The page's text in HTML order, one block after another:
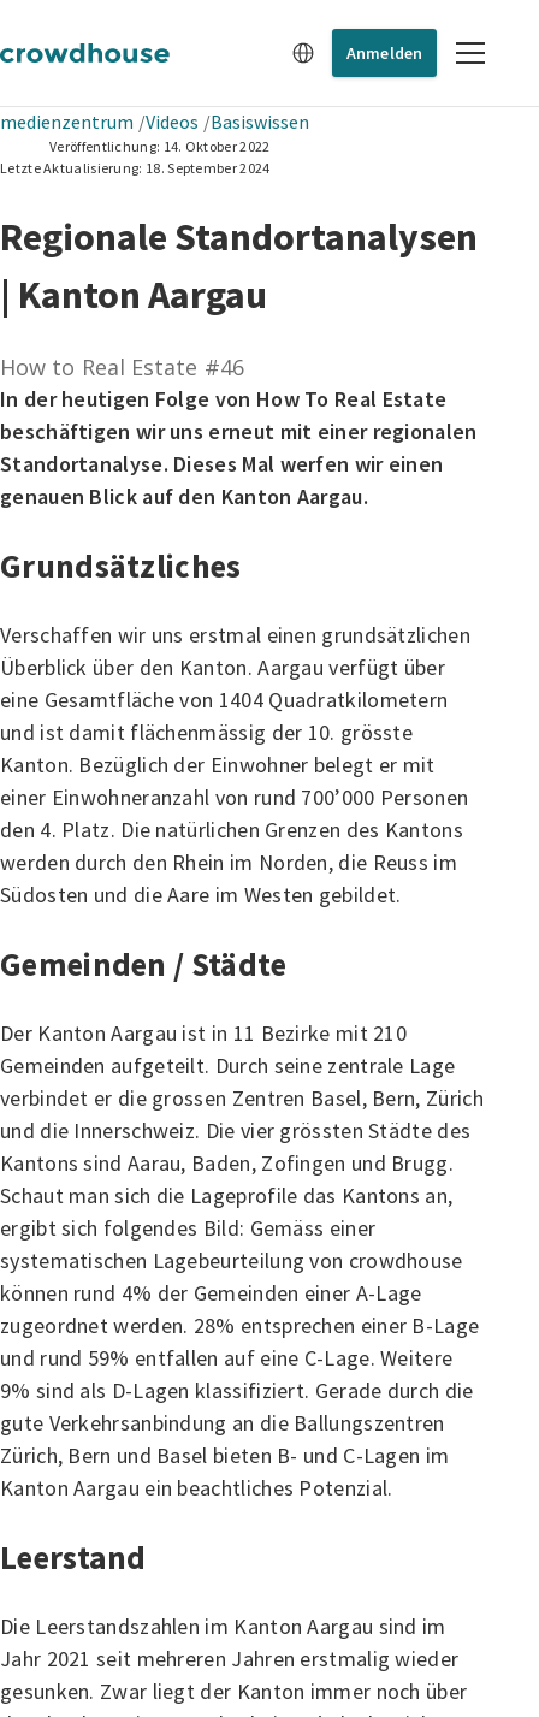
Anmelden
medienzentrum Videos Basiswissen
Veröffentlichung: 14. Oktober 2022
Letzte Aktualisierung: 18. September 2024
Regionale Standortanalysen
| Kanton Aargau
How to Real Estate #46
In der heutigen Folge von How To Real Estate
beschäftigen wir uns erneut mit einer regionalen
Standortanalyse. Dieses Mal werfen wir einen
genauen Blick auf den Kanton Aargau.
Grundsätzliches
Verschaffen wir uns erstmal einen grundsätzlichen
Überblick über den Kanton. Aargau verfügt über
eine Gesamtfläche von 1404 Quadratkilometern
und ist damit flächenmässig der 10. grösste
Kanton. Bezüglich der Einwohner belegt er mit
einer Einwohneranzahl von rund 700’000 Personen
den 4. Platz. Die natürlichen Grenzen des Kantons
werden durch den Rhein im Norden, die Reuss im
Südosten und die Aare im Westen gebildet.
Gemeinden / Städte
Der Kanton Aargau ist in 11 Bezirke mit 210
Gemeinden aufgeteilt. Durch seine zentrale Lage
verbindet er die grossen Zentren Basel, Bern, Zürich
und die Innerschweiz. Die vier grössten Städte des
Kantons sind Aarau, Baden, Zofingen und Brugg.
Schaut man sich die Lageprofile das Kantons an,
ergibt sich folgendes Bild: Gemäss einer
systematischen Lagebeurteilung von crowdhouse
können rund 4% der Gemeinden einer A-Lage
zugeordnet werden. 28% entsprechen einer B-Lage
und rund 59% entfallen auf eine C-Lage. Weitere
9% sind als D-Lagen klassifiziert. Gerade durch die
gute Verkehrsanbindung an die Ballungszentren
Zürich, Bern und Basel bieten B- und C-Lagen im
Kanton Aargau ein beachtliches Potenzial.
Leerstand
Die Leerstandszahlen im Kanton Aargau sind im
Jahr 2021 seit mehreren Jahren erstmalig wieder
gesunken. Zwar liegt der Kanton immer noch über